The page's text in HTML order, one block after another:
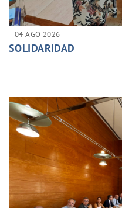
04 AGO 2026
SOLIDARIDAD